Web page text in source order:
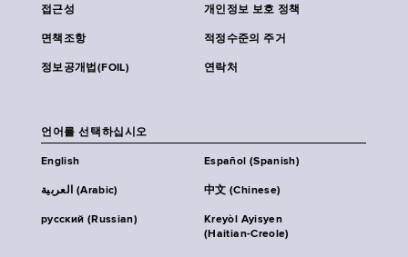
접근성 개인정보 보호 정책
면책조항 적정수준의 주거
정보공개법(FOIL) 연락처
언어를 선택하십시오
English Español (Spanish)
العربية (Arabic) 中文 (Chinese)
русский (Russian)
Kreyòl Ayisyen
(Haitian-Creole)